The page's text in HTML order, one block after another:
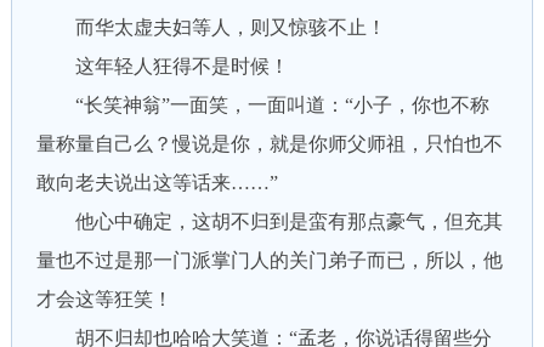
而华太虚夫妇等人，则又惊骇不止！
这年轻人狂得不是时候！
“长笑神翁”一面笑，一面叫道：“小子，你也不称
量称量自己么？慢说是你，就是你师父师祖，只怕也不
敢向老夫说出这等话来……”
他心中确定，这胡不归到是蛮有那点豪气，但充其
量也不过是那一门派掌门人的关门弟子而已，所以，他
才会这等狂笑！
胡不归却也哈哈大笑道：“孟老，你说话得留些分